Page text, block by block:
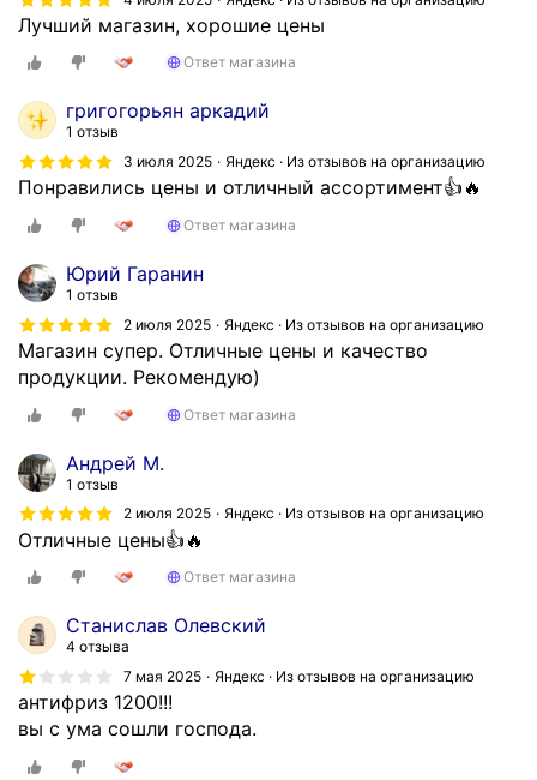
Лучший магазин, хорошие цены
Ответ магазина
григогорьян аркадий
1 отзыв
3 июля 2025
Яндекс · Из отзывов на организацию
Понравились цены и отличный ассортимент👍🔥
Ответ магазина
Юрий Гаранин
1 отзыв
2 июля 2025
Яндекс · Из отзывов на организацию
Магазин супер. Отличные цены и качество
продукции. Рекомендую)
Ответ магазина
Андрей М.
1 отзыв
2 июля 2025
Яндекс · Из отзывов на организацию
Отличные цены👍🔥
Ответ магазина
Станислав Олевский
4 отзыва
7 мая 2025
Яндекс · Из отзывов на организацию
антифриз 1200!!!
вы с ума сошли господа.